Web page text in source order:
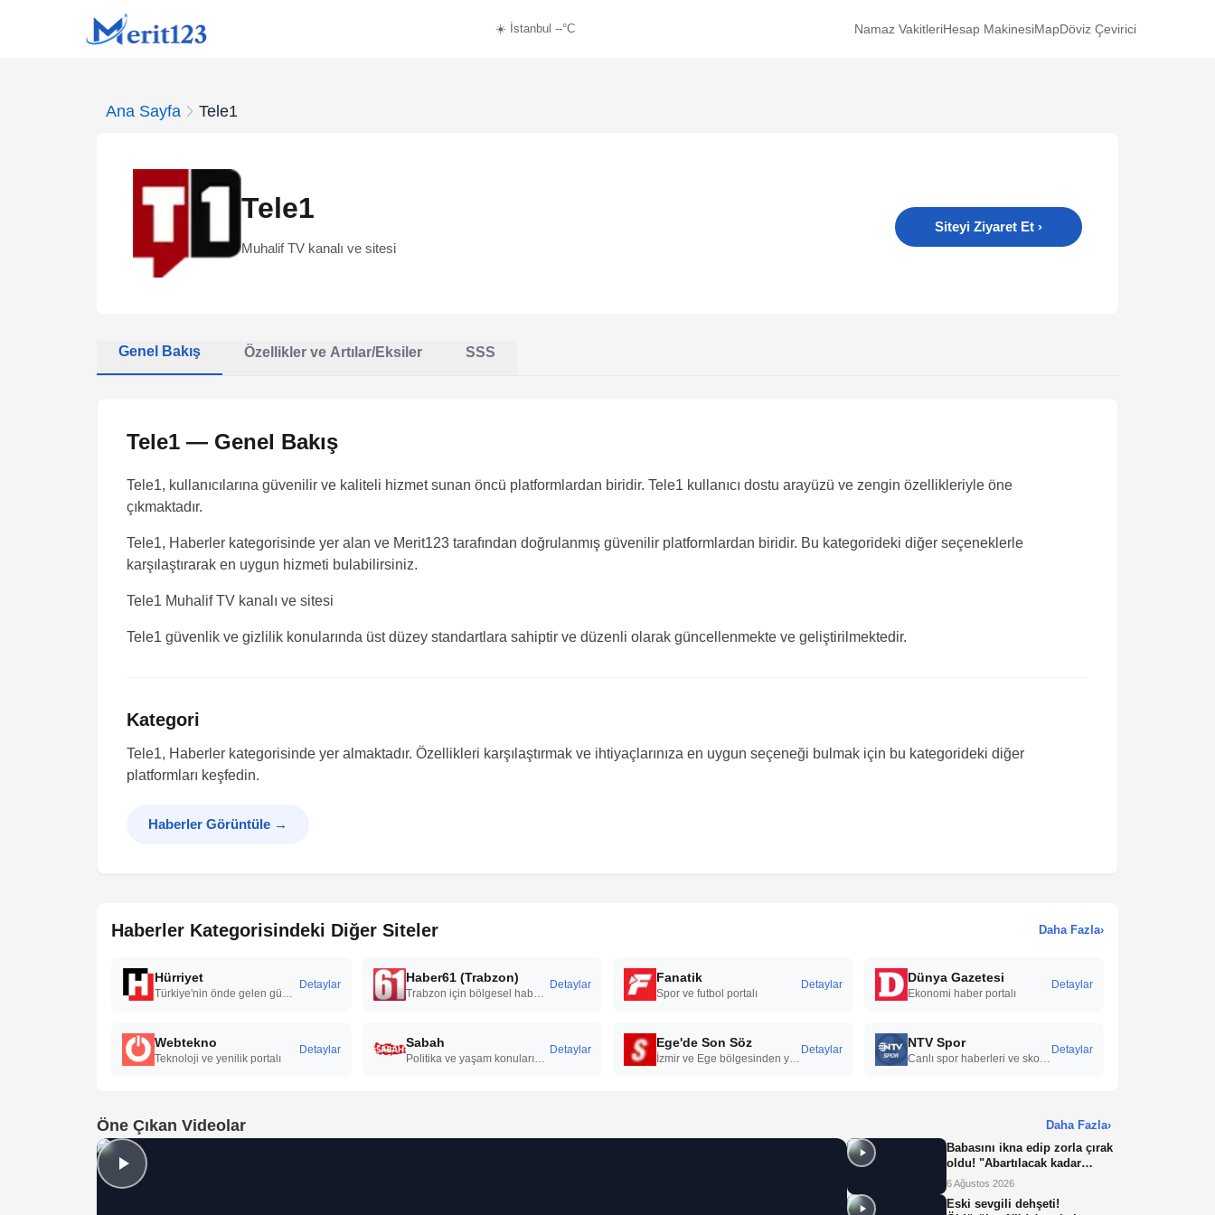
☀️ İstanbul --°C Namaz VakitleriHesap MakinesiMapDöviz Çevirici
Ana Sayfa Tele1
Tele1
Muhalif TV kanalı ve sitesi
Siteyi Ziyaret Et ›
Genel Bakış Özellikler ve Artılar/Eksiler SSS
Tele1 — Genel Bakış
Tele1, kullanıcılarına güvenilir ve kaliteli hizmet sunan öncü platformlardan biridir. Tele1 kullanıcı dostu arayüzü ve zengin özellikleriyle öne
çıkmaktadır.
Tele1, Haberler kategorisinde yer alan ve Merit123 tarafından doğrulanmış güvenilir platformlardan biridir. Bu kategorideki diğer seçeneklerle
karşılaştırarak en uygun hizmeti bulabilirsiniz.
Tele1 Muhalif TV kanalı ve sitesi
Tele1 güvenlik ve gizlilik konularında üst düzey standartlara sahiptir ve düzenli olarak güncellenmekte ve geliştirilmektedir.
Kategori
Tele1, Haberler kategorisinde yer almaktadır. Özellikleri karşılaştırmak ve ihtiyaçlarınıza en uygun seçeneği bulmak için bu kategorideki diğer
platformları keşfedin.
Haberler Görüntüle →
Haberler Kategorisindeki Diğer Siteler Daha Fazla›
Hürriyet Detaylar Haber61 (Trabzon) Detaylar Fanatik
Spor ve futbol portalı
Detaylar Dünya Gazetesi
Ekonomi haber portalı
Detaylar
Webtekno
Teknoloji ve yenilik portalı
Detaylar Sabah
Politika ve yaşam konularını kapsayan ana akım gazete
Detaylar Ege'de Son Söz Detaylar NTV Spor Detaylar
Öne Çıkan Videolar Daha Fazla›
Babasını ikna edip zorla çırak
oldu! "Abartılacak kadar
yorucu bir iş değil"
6 Ağustos 2026
Eski sevgili dehşeti!